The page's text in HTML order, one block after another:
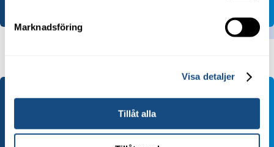
Marknadsföring
Visa detaljer
Tillåt alla
 Jönköping